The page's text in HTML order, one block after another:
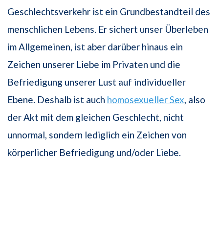
Geschlechtsverkehr ist ein Grundbestandteil des
menschlichen Lebens. Er sichert unser Überleben
im Allgemeinen, ist aber darüber hinaus ein
Zeichen unserer Liebe im Privaten und die
Befriedigung unserer Lust auf individueller
Ebene. Deshalb ist auch homosexueller Sex , also
der Akt mit dem gleichen Geschlecht, nicht
unnormal, sondern lediglich ein Zeichen von
körperlicher Befriedigung und/oder Liebe.